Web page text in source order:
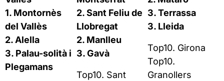
1. Montornès
del Vallès
2. Alella
3. Palau-solità i
Plegamans
2. Sant Feliu de
Llobregat
2. Manlleu
3. Gavà
Top10. Sant
3. Terrassa
3. Lleida
Top10. Girona
Top10.
Granollers